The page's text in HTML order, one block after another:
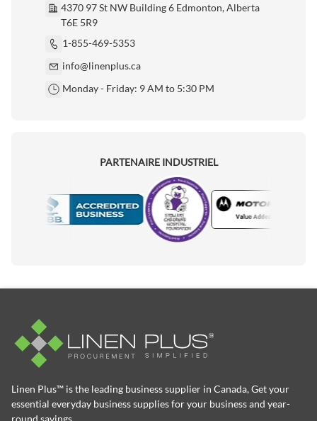
4370 97 St NW Building 6 Edmonton, Alberta
T6E 5R9
1-855-469-5353
info@linenplus.ca
Monday - Friday: 9 AM to 5:30 PM
PARTENAIRE INDUSTRIEL
Motorola
Linen Plus™ is the leading business supplier in Canada, Get your
essential everyday business supplies for your business and year-